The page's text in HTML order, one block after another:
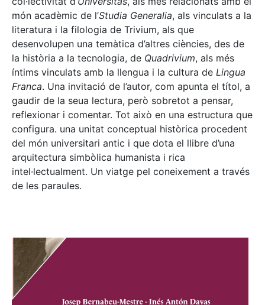
món acadèmic de l’Studia Generalia, als vinculats a la
literatura i la filologia de Trivium, als que
desenvolupen una temàtica d’altres ciències, des de
la història a la tecnologia, de Quadrivium, als més
íntims vinculats amb la llengua i la cultura de Lingua
Franca. Una invitació de l’autor, com apunta el títol, a
gaudir de la seua lectura, però sobretot a pensar,
reflexionar i comentar. Tot això en una estructura que
configura. una unitat conceptual històrica procedent
del món universitari antic i que dota el llibre d’una
arquitectura simbòlica humanista i rica
intel·lectualment. Un viatge pel coneixement a través
de les paraules.